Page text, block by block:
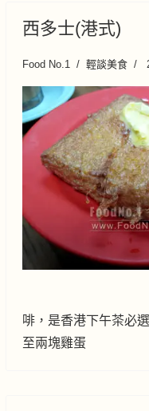
西多士(港式)
Food No.1 輕談美食
啡，是香港下午茶必
至兩塊雞蛋